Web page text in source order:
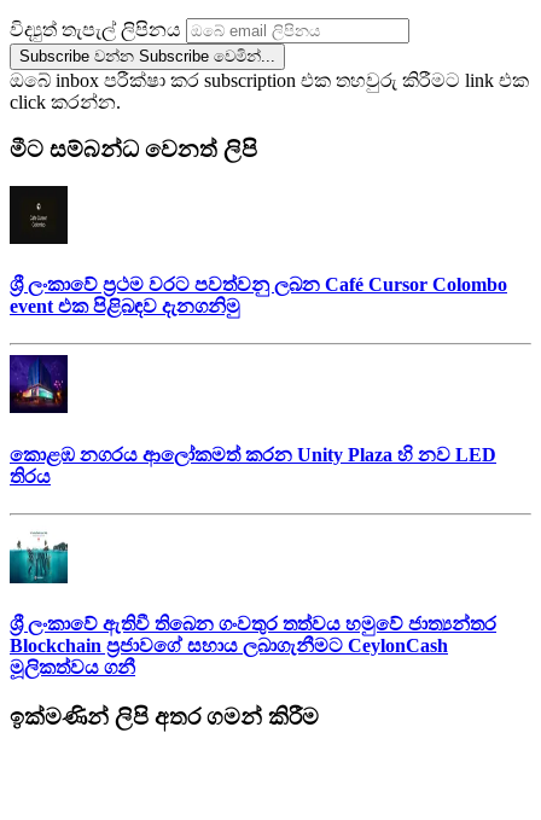
විද්‍යුත් තැපැල් ලිපිනය
Subscribe වන්න Subscribe වෙමින්...
ඔබේ inbox පරීක්ෂා කර subscription එක තහවුරු කිරීමට link එක
click කරන්න.
මීට සම්බන්ධ වෙනත් ලිපි
ශ්‍රී ලංකාවේ ප්‍රථම වරට පවත්වනු ලබන Café Cursor Colombo
event එක පිළිබඳව දැනගනිමු
කොළඹ නගරය ආලෝකමත් කරන Unity Plaza හි නව LED
තිරය
ශ්‍රී ලංකාවේ ඇතිවී තිබෙන ගංවතුර තත්වය හමුවේ ජාත්‍යන්තර
Blockchain ප්‍රජාවගේ සහාය ලබාගැනීමට CeylonCash
මූලිකත්වය ග​නී
ඉක්මණින් ලිපි අතර ගමන් කිරීම